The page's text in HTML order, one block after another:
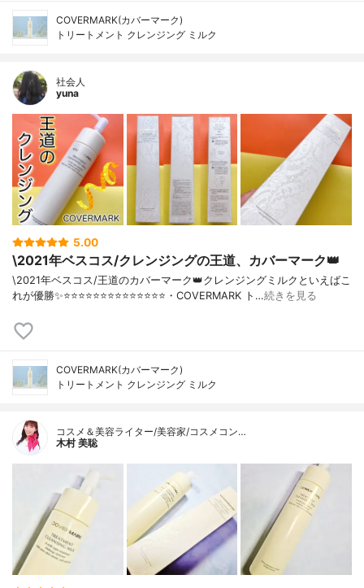
COVERMARK(カバーマーク)
トリートメント クレンジング ミルク
社会人
yuna
5.00
\2021年ベスコス/クレンジングの王道、カバーマーク👑
\2021年ベスコス/王道のカバーマーク👑クレンジングミルクといえばこ
れが優勝✨⭐️⭐️⭐️⭐️⭐️⭐️⭐️⭐️⭐️⭐️⭐️⭐️⭐️⭐️・COVERMARK ト…続きを見る
COVERMARK(カバーマーク)
トリートメント クレンジング ミルク
コスメ＆美容ライター/美容家/コスメコン…
木村 美聡